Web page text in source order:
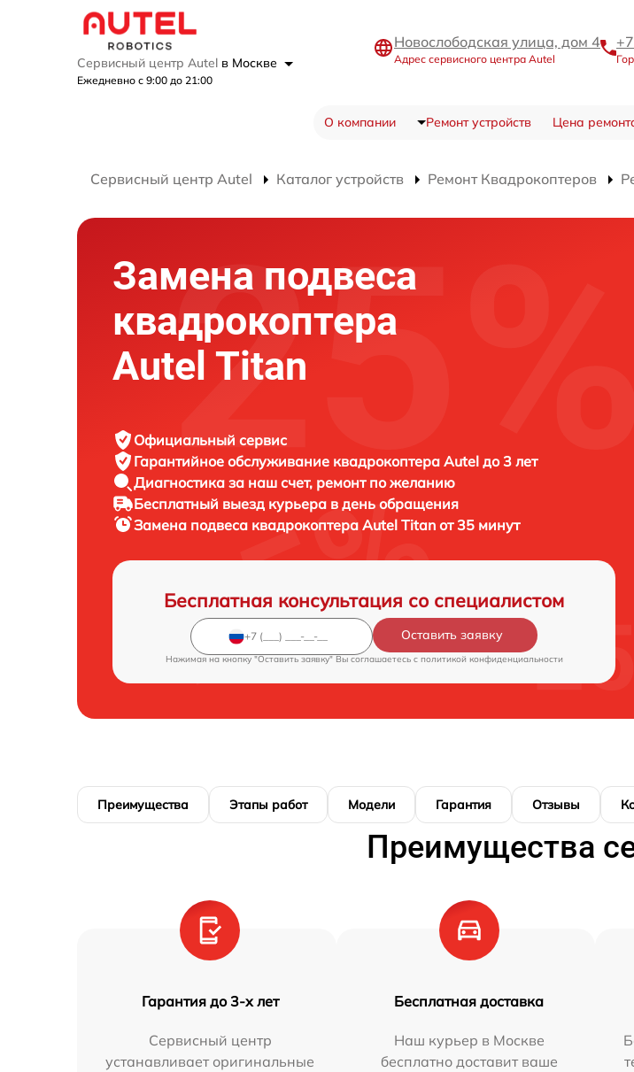
Сервисный центр Autel в Москве
Ежедневно с 9:00 до 21:00
Новослободская улица, дом 4
Адрес сервисного центра Autel
О компании Ремонт устройств Цена
Сервисный центр Autel Каталог устройств Ремонт Квадрокоптеров
Замена подвеса
квадрокоптера
Autel Titan
Официальный сервис
Гарантийное обслуживание квадрокоптера Autel до 3 лет
Диагностика за наш счет, ремонт по желанию
Бесплатный выезд курьера в день обращения
Замена подвеса квадрокоптера Autel Titan от 35 минут
Бесплатная консультация со специалистом
Оставить заявку
Нажимая на кнопку "Оставить заявку" Вы соглашаетесь c политикой конфиденциальности
Преимущества Этапы работ Модели Гарантия Отзывы
Преимущества
Гарантия до 3-х лет
Сервисный центр
устанавливает оригинальные
Бесплатная доставка
Наш курьер в Москве
бесплатно доставит ваше